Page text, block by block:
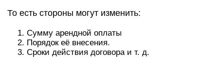
То есть стороны могут изменить:
Сумму арендной оплаты
Порядок её внесения.
Сроки действия договора и т. д.